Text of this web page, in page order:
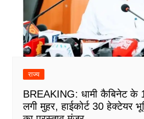
राज्य
BREAKING: धामी कैबिनेट के
लगी मुहर, हाईकोर्ट 30 हेक्टेयर